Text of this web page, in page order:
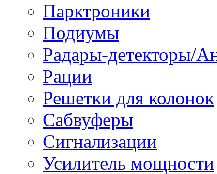
Парктроники
Подиумы
Радары-детекторы/
Рации
Решетки для колонок
Сабвуферы
Сигнализации
Усилитель мощности